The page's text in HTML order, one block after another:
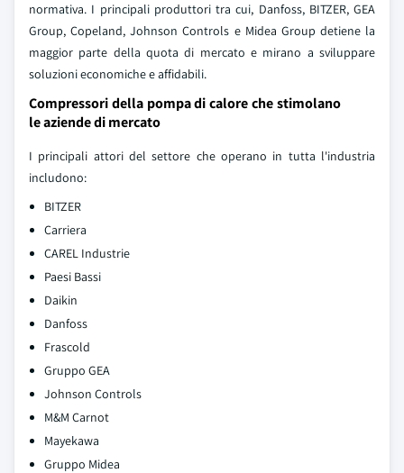
normativa. I principali produttori tra cui, Danfoss, BITZER, GEA
Group, Copeland, Johnson Controls e Midea Group detiene la
maggior parte della quota di mercato e mirano a sviluppare
soluzioni economiche e affidabili.
Compressori della pompa di calore che stimolano
le aziende di mercato
I principali attori del settore che operano in tutta l'industria
includono:
BITZER
Carriera
CAREL Industrie
Paesi Bassi
Daikin
Danfoss
Frascold
Gruppo GEA
Johnson Controls
M&M Carnot
Mayekawa
Gruppo Midea